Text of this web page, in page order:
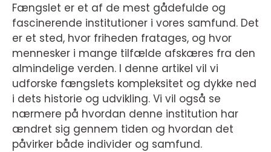
Fængslet er et af de mest gådefulde og
fascinerende institutioner i vores samfund. Det
er et sted, hvor friheden fratages, og hvor
mennesker i mange tilfælde afskæres fra den
almindelige verden. I denne artikel vil vi
udforske fængslets kompleksitet og dykke ned
i dets historie og udvikling. Vi vil også se
nærmere på hvordan denne institution har
ændret sig gennem tiden og hvordan det
påvirker både individer og samfund.